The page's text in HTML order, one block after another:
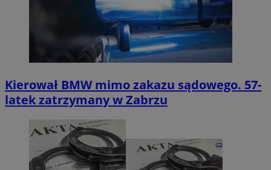
Kierował BMW mimo zakazu sądowego. 57-
latek zatrzymany w Zabrzu